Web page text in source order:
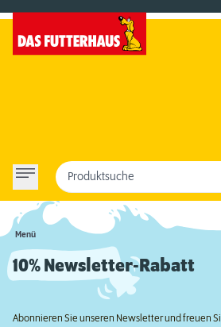
Menü
Produktsuche
10% Newsletter-Rabatt
Abonnieren Sie unseren Newsletter und freuen